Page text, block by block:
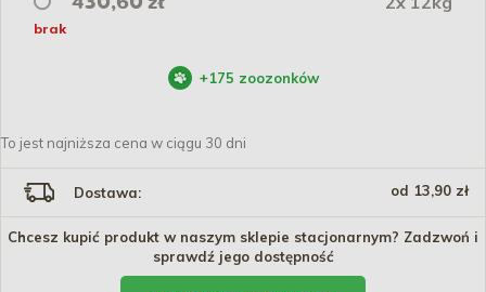
brak
+175 zoozonków
To jest najniższa cena w ciągu 30 dni
Dostawa: od 13,90 zł
Chcesz kupić produkt w naszym sklepie stacjonarnym? Zadzwoń i
sprawdź jego dostępność